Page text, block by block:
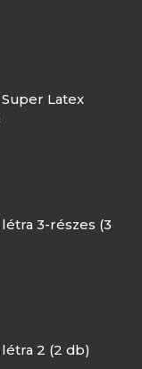
Latex
3-részes (3
2 (2 db)